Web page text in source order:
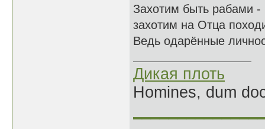
Захотим быть рабами
захотим на Отца
Ведь одарённые
Дикая плоть
Homines, dum